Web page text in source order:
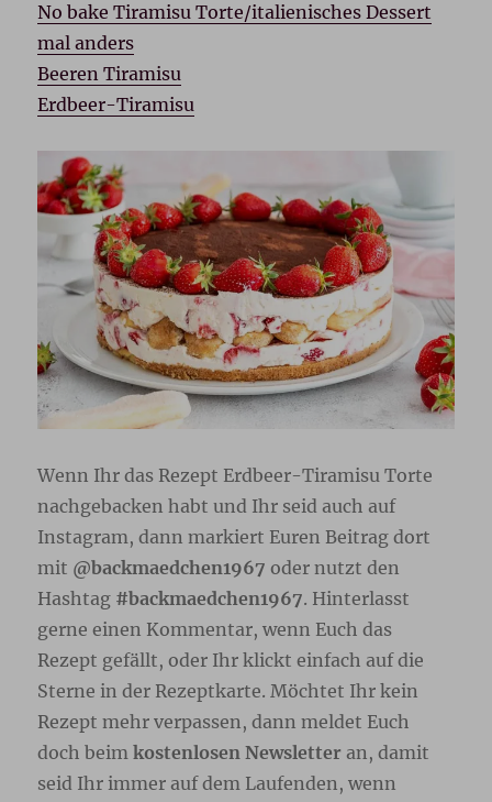
No bake Tiramisu Torte/italienisches Dessert
mal anders
Beeren Tiramisu
Erdbeer-Tiramisu
Wenn Ihr das Rezept Erdbeer-Tiramisu Torte
nachgebacken habt und Ihr seid auch auf
Instagram, dann markiert Euren Beitrag dort
mit @backmaedchen1967 oder nutzt den
Hashtag #backmaedchen1967. Hinterlasst
gerne einen Kommentar, wenn Euch das
Rezept gefällt, oder Ihr klickt einfach auf die
Sterne in der Rezeptkarte. Möchtet Ihr kein
Rezept mehr verpassen, dann meldet Euch
doch beimkostenlosen Newsletter an, damit
seid Ihr immer auf dem Laufenden, wenn